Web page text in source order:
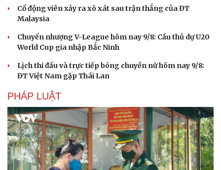
Sân khấu - Điện ảnh
Văn học
Di sản
Nghệ sĩ
Cổ động viên xảy ra xô xát sau trận thắng của ĐT
Malaysia
Chuyển nhượng V-League hôm nay 9/8: Cầu thủ dự U20
World Cup gia nhập Bắc Ninh
Lịch thi đấu và trực tiếp bóng chuyền nữ hôm nay 9/8:
ĐT Việt Nam gặp Thái Lan
PHÁP LUẬT